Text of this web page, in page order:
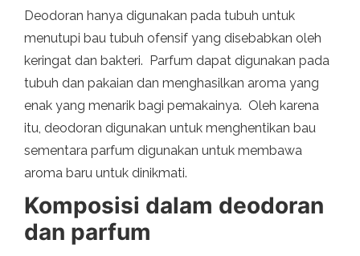
Deodoran hanya digunakan pada tubuh untuk
menutupi bau tubuh ofensif yang disebabkan oleh
keringat dan bakteri. Parfum dapat digunakan pada
tubuh dan pakaian dan menghasilkan aroma yang
enak yang menarik bagi pemakainya. Oleh karena
itu, deodoran digunakan untuk menghentikan bau
sementara parfum digunakan untuk membawa
aroma baru untuk dinikmati.
Komposisi dalam deodoran
dan parfum